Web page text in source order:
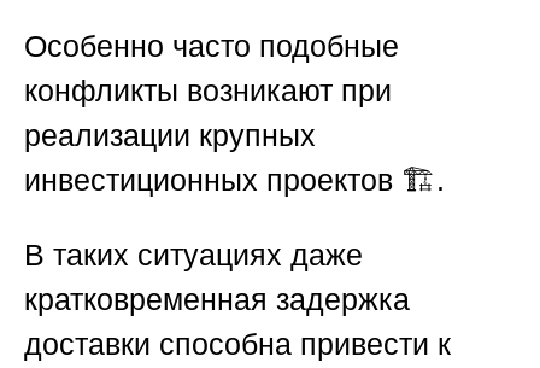
Особенно часто подобные
конфликты возникают при
реализации крупных
инвестиционных проектов 🏗️.
В таких ситуациях даже
кратковременная задержка
доставки способна привести к